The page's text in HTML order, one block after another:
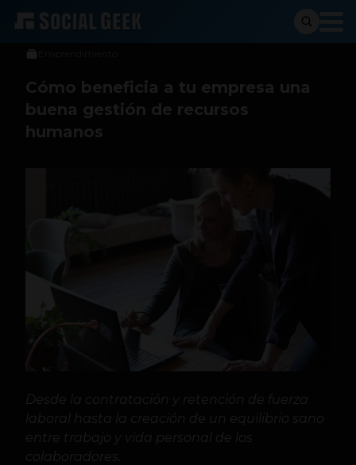
Social Geek
10 de febrero de 2021
Cómo beneficia a tu empresa una
buena gestión de recursos
humanos
Desde la contratación y retención de fuerza
laboral hasta la creación de un equilibrio sano
entre trabajo y vida personal de los
colaboradores.